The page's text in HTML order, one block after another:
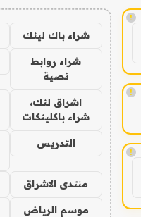
!
!
!
شراء باك لينك
شراء روابط
نصية
اشراق لنك،
شراء باكلينكات
التدريس
منتدى الاشراق
موسم الرياض